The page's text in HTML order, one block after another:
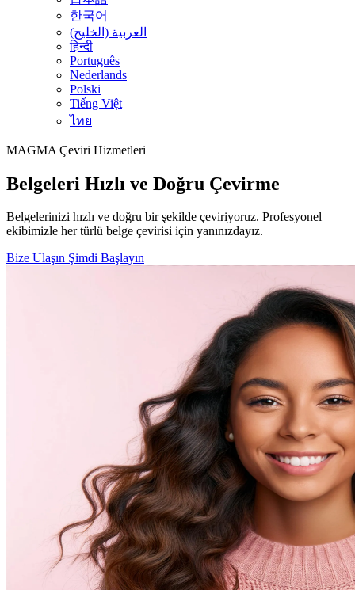
한국어
العربية (الخليج)
हिन्दी
Português
Nederlands
Polski
Tiếng Việt
ไทย
MAGMA Çeviri Hizmetleri
Belgeleri Hızlı ve Doğru Çevirme
Belgelerinizi hızlı ve doğru bir şekilde çeviriyoruz. Profesyonel
ekibimizle her türlü belge çevirisi için yanınızdayız.
Bize Ulaşın Şimdi Başlayın